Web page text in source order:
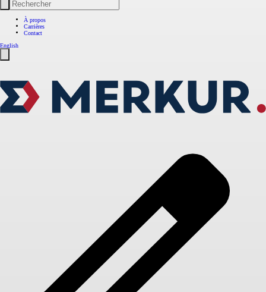
À propos
Carrières
Contact
English